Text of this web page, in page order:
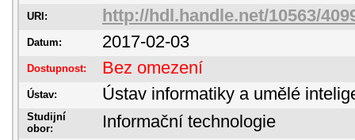
URI: http://hdl.handle.net/10563/
Datum: 2017-02-03
Dostupnost: Bez omezení
Ústav: Ústav informatiky a umělé
Studijní
obor:
Informační technologie